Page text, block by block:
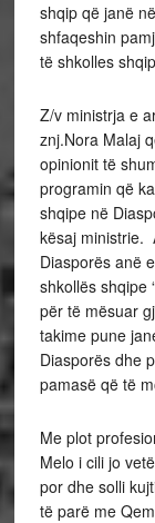
shqip që janë
shfaqeshin
të shkolles
Z/v ministrja e
znj.Nora Malaj
opinionit të
programin që
shqipe në
kësaj ministrie.
Diasporës anë
shkollës shqipe
për të mësuar
takime pune
Diasporës dhe
pamasë që të
Me plot
Melo i cili jo
por dhe solli
të parë me